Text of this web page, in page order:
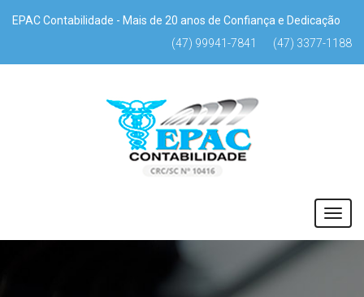
EPAC Contabilidade - Mais de 20 anos de Confiança e Dedicação
(47) 99941-7841
(47) 3377-1188